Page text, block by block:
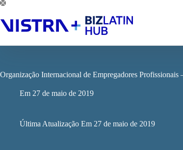
Pular
o
conteúdo
Organização Internacional de Empregadores Profissionais
Em 27 de maio de 2019
Última Atualização Em 27 de maio de 2019